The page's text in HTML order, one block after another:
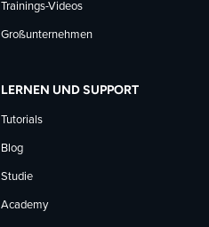
Trainings-Videos
Großunternehmen
LERNEN UND SUPPORT
Tutorials
Blog
Studie
Academy